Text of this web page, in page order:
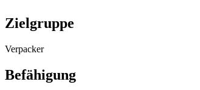
Zielgruppe
Verpacker
Befähigung